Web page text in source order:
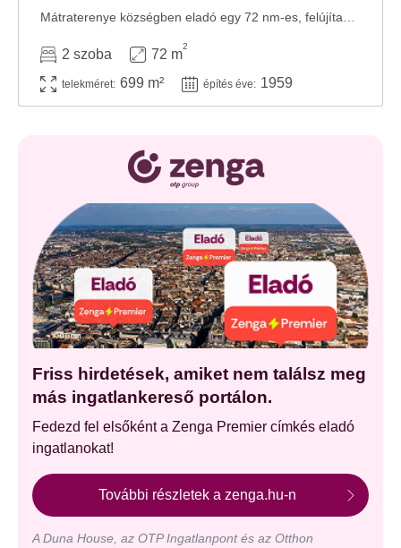
2 szoba 72 m
2
telekméret: 699 m² építés éve: 1959
Friss hirdetések, amiket nem találsz meg
más ingatlankereső portálon.
Fedezd fel elsőként a Zenga Premier címkés eladó
ingatlanokat!
További részletek a zenga.hu-n
A Duna House, az OTP Ingatlanpont és az Otthon